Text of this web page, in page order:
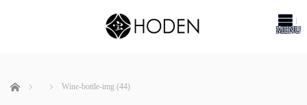
ホーム Wine-bottle-img (44)